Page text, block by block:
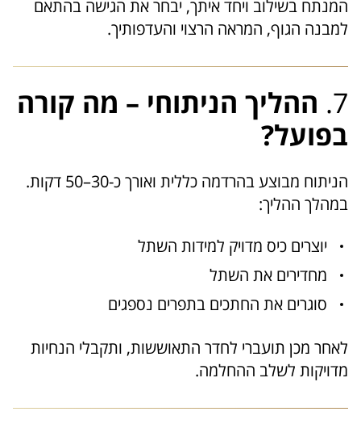
המנתח בשילוב ויחד איתך, יבחר את הגישה בהתאם
למבנה הגוף, המראה הרצוי והעדפותיך.
7. ההליך הניתוחי – מה קורה
בפועל?
הניתוח מבוצע בהרדמה כללית ואורך כ-30–50 דקות.
במהלך ההליך:
יוצרים כיס מדויק למידות השתל
מחדירים את השתל
סוגרים את החתכים בתפרים נספגים
לאחר מכן תועברי לחדר התאוששות, ותקבלי הנחיות
מדויקות לשלב ההחלמה.